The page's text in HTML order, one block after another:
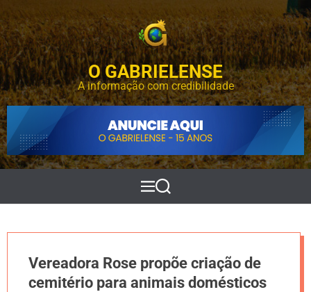
k
p
t
o
c
o
n
t
e
O GABRIELENSE
A informação com credibilidade
M
e
P
e
s
r
Vereadora Rose propõe criação de
cemitério para animais domésticos